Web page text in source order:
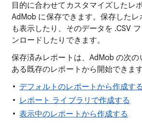
目的に合わせてカスタマイズしたレ
AdMob に保存できます。保存した
も表示したり、そのデータを .CSV
ンロードしたりできます。
保存済みレポートは、AdMob の次の
ある既存のレポートから開始できます
デフォルトのレポートから作成する
レポート ライブラリで作成する
表示中のレポートから作成する